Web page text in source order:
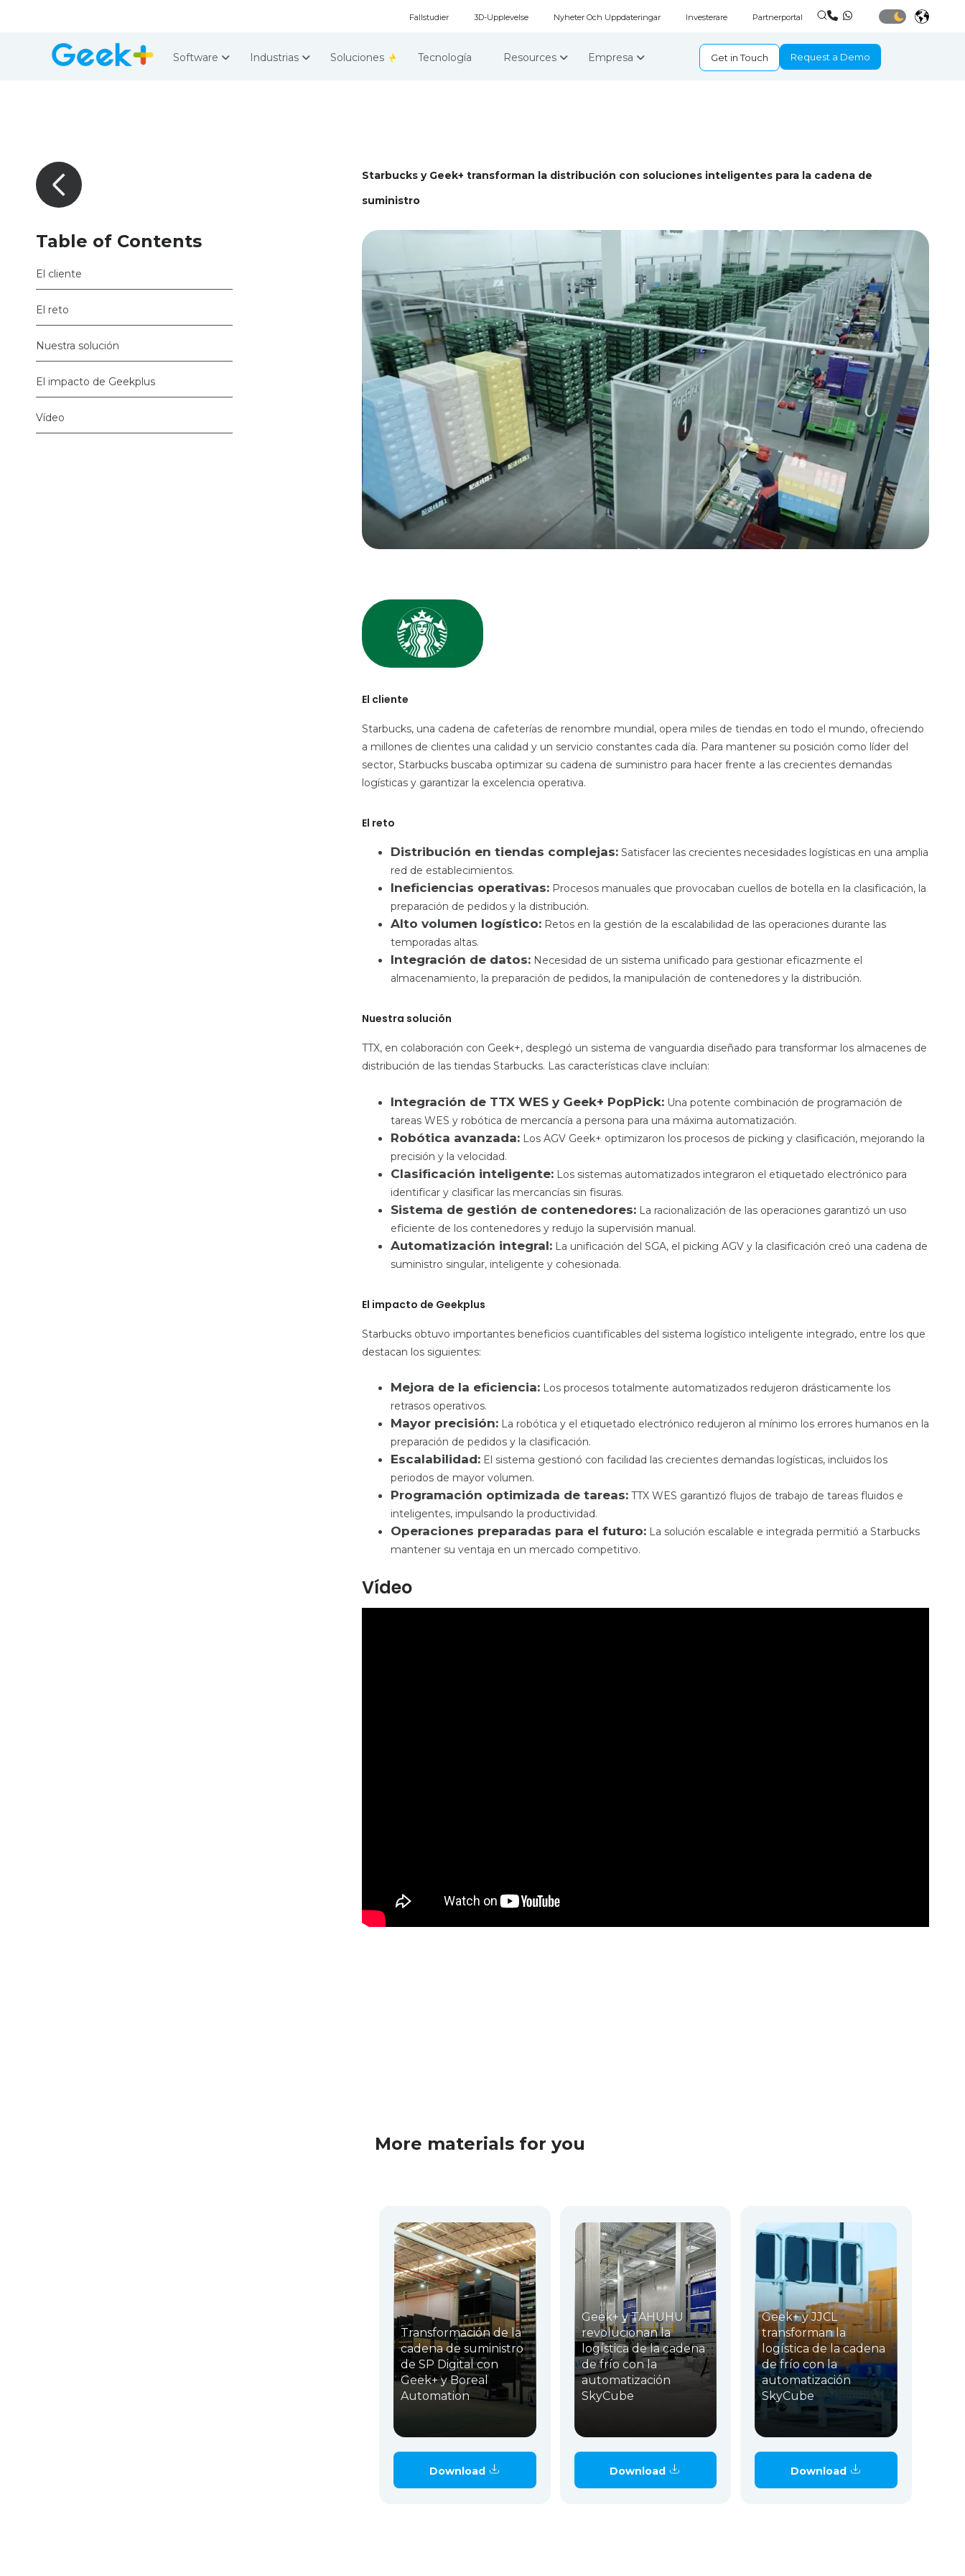
Fallstudier 3D-Upplevelse Nyheter Och Uppdateringar Investerare Partnerportal
Software Industrias Soluciones Tecnología Resources Empresa Get in Touch Request a Demo
Table of Contents
El cliente
El reto
Nuestra solución
El impacto de Geekplus
Vídeo
Starbucks y Geek+ transforman la distribución con soluciones inteligentes para la cadena de
suministro
El cliente
Starbucks, una cadena de cafeterías de renombre mundial, opera miles de tiendas en todo el mundo, ofreciendo
a millones de clientes una calidad y un servicio constantes cada día. Para mantener su posición como líder del
sector, Starbucks buscaba optimizar su cadena de suministro para hacer frente a las crecientes demandas
logísticas y garantizar la excelencia operativa.
El reto
Distribución en tiendas complejas: Satisfacer las crecientes necesidades logísticas en una amplia
red de establecimientos.
Ineficiencias operativas: Procesos manuales que provocaban cuellos de botella en la clasificación, la
preparación de pedidos y la distribución.
Alto volumen logístico: Retos en la gestión de la escalabilidad de las operaciones durante las
temporadas altas.
Integración de datos: Necesidad de un sistema unificado para gestionar eficazmente el
almacenamiento, la preparación de pedidos, la manipulación de contenedores y la distribución.
Nuestra solución
TTX, en colaboración con Geek+, desplegó un sistema de vanguardia diseñado para transformar los almacenes de
distribución de las tiendas Starbucks. Las características clave incluían:
Integración de TTX WES y Geek+ PopPick: Una potente combinación de programación de
tareas WES y robótica de mercancía a persona para una máxima automatización.
Robótica avanzada: Los AGV Geek+ optimizaron los procesos de picking y clasificación, mejorando la
precisión y la velocidad.
Clasificación inteligente: Los sistemas automatizados integraron el etiquetado electrónico para
identificar y clasificar las mercancías sin fisuras.
Sistema de gestión de contenedores: La racionalización de las operaciones garantizó un uso
eficiente de los contenedores y redujo la supervisión manual.
Automatización integral: La unificación del SGA, el picking AGV y la clasificación creó una cadena de
suministro singular, inteligente y cohesionada.
El impacto de Geekplus
Starbucks obtuvo importantes beneficios cuantificables del sistema logístico inteligente integrado, entre los que
destacan los siguientes:
Mejora de la eficiencia: Los procesos totalmente automatizados redujeron drásticamente los
retrasos operativos.
Mayor precisión: La robótica y el etiquetado electrónico redujeron al mínimo los errores humanos en la
preparación de pedidos y la clasificación.
Escalabilidad: El sistema gestionó con facilidad las crecientes demandas logísticas, incluidos los
periodos de mayor volumen.
Programación optimizada de tareas: TTX WES garantizó flujos de trabajo de tareas fluidos e
inteligentes, impulsando la productividad.
Operaciones preparadas para el futuro: La solución escalable e integrada permitió a Starbucks
mantener su ventaja en un mercado competitivo.
Vídeo
More materials for you
Transformación de la
cadena de suministro
de SP Digital con
Geek+ y Boreal
Automation
Download
Geek+ y TAHUHU
revolucionan la
logística de la cadena
de frío con la
automatización
SkyCube
Download
Geek+ y JJCL
transforman la
logística de la cadena
de frío con la
automatización
SkyCube
Download